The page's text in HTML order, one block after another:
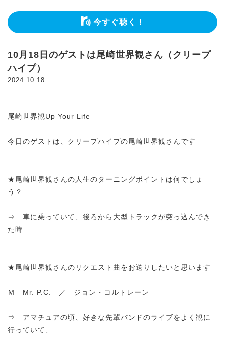
今すぐ聴く！
10月18日のゲストは尾崎世界観さん（クリープ
ハイプ）
2024.10.18
尾崎世界観Up Your Life
今日のゲストは、クリープハイプの尾崎世界観さんです
★尾崎世界観さんの人生のターニングポイントは何でしょ
う？
⇒ 車に乗っていて、後ろから大型トラックが突っ込んでき
た時
★尾崎世界観さんのリクエスト曲をお送りしたいと思います
Ｍ Mr. P.C. ／ ジョン・コルトレーン
⇒ アマチュアの頃、好きな先輩バンドのライブをよく観に
行っていて、